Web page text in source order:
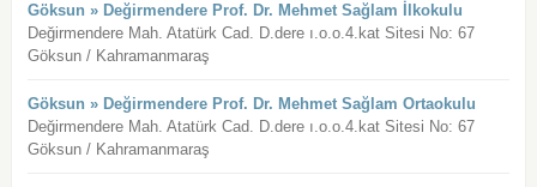
Göksun » Değirmendere Prof. Dr. Mehmet Sağlam İlkokulu
Değirmendere Mah. Atatürk Cad. D.dere ı.o.o.4.kat Sitesi No: 67
Göksun / Kahramanmaraş
Göksun » Değirmendere Prof. Dr. Mehmet Sağlam Ortaokulu
Değirmendere Mah. Atatürk Cad. D.dere ı.o.o.4.kat Sitesi No: 67
Göksun / Kahramanmaraş